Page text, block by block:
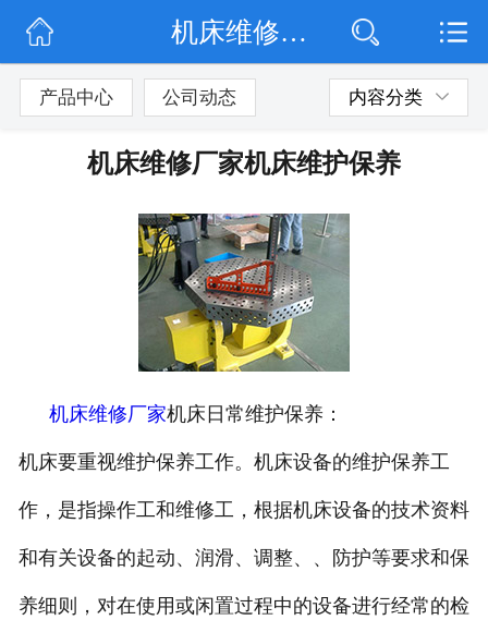
网站首页
公司简介
联系我们
机床维修厂家机床维护保养
产品中心 公司动态 内容分类
机床维修厂家机床维护保养
机床维修厂家机床日常维护保养：
机床要重视维护保养工作。机床设备的维护保养工
作，是指操作工和维修工，根据机床设备的技术资料
和有关设备的起动、润滑、调整、、防护等要求和保
养细则，对在使用或闲置过程中的设备进行经常的检